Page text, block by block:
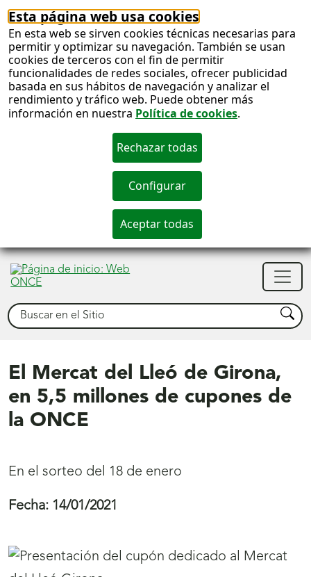
Esta página web usa cookies
En esta web se sirven cookies técnicas necesarias para
permitir y optimizar su navegación. También se usan
cookies de terceros con el fin de permitir
funcionalidades de redes sociales, ofrecer publicidad
basada en sus hábitos de navegación y analizar el
rendimiento y tráfico web. Puede obtener más
información en nuestra Política de cookies.
Buscar Buscar
El Mercat del Lleó de Girona,
en 5,5 millones de cupones de
la ONCE
En el sorteo del 18 de enero
Fecha: 14/01/2021